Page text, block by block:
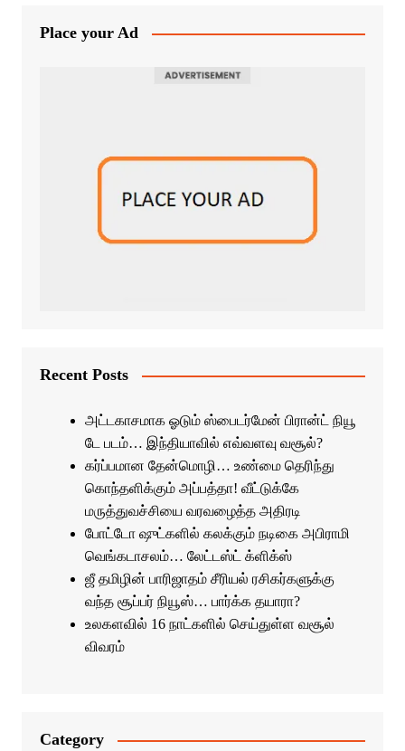
Place your Ad
Recent Posts
அட்டகாசமாக ஓடும் ஸ்பைடர்மேன் பிரான்ட் நியூ
டே படம்… இந்தியாவில் எவ்வளவு வசூல்?
கர்ப்பமான தேன்மொழி… உண்மை தெரிந்து
கொந்தளிக்கும் அப்பத்தா! வீட்டுக்கே
மருத்துவச்சியை வரவழைத்த அதிரடி
போட்டோ ஷுட்களில் கலக்கும் நடிகை அபிராமி
வெங்கடாசலம்… லேட்டஸ்ட் க்ளிக்ஸ்
ஜீ தமிழின் பாரிஜாதம் சீரியல் ரசிகர்களுக்கு
வந்த சூப்பர் நியூஸ்… பார்க்க தயாரா?
உலகளவில் 16 நாட்களில் செய்துள்ள வசூல்
விவரம்
Category